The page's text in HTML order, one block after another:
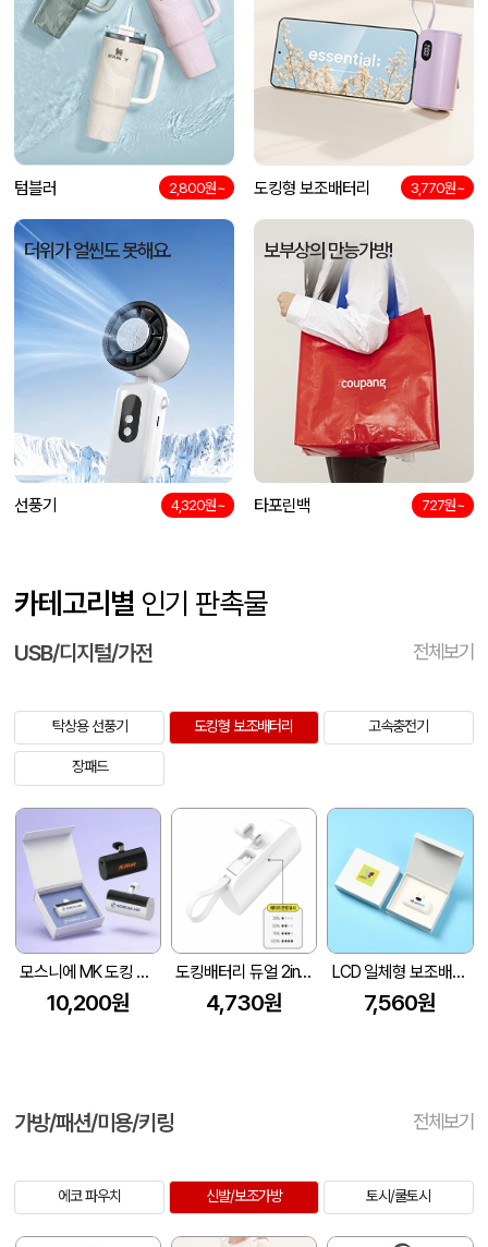
텀블러 2,800원~ 도킹형 보조배터리 3,770원~
더위가 얼씬도 못해요.
선풍기 4,320원~
보부상의 만능가방!
타포린백 727원~
카테고리별 인기 판촉물
USB/디지털/가전 전체보기
탁상용 선풍기 도킹형 보조배터리 고속충전기
장패드
모스니에 MK 도킹 보조배터리 5000mAh 자석싸바리케이스
10,200원
도킹배터리 듀얼 2in1 보조배터리 c타입 8핀 동시충전 선택 도킹형배터리 3500mAh d006
4,730원
LCD 일체형 보조배터리 5000mAh+자석싸바리
7,560원
가방/패션/미용/키링 전체보기
에코 파우치 신발/보조가방 토시/쿨토시